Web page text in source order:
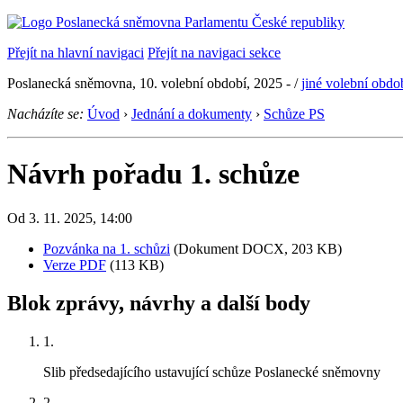
Přejít na hlavní navigaci Přejít na navigaci sekce
Poslanecká sněmovna, 10. volební období, 2025 - /jiné volební
Nacházíte se: Úvod › Jednání a dokumenty › Schůze PS
Návrh pořadu 1. schůze
Od 3. 11. 2025, 14:00
Pozvánka na 1. schůzi (Dokument DOCX, 203 KB)
Verze PDF (113 KB)
Blok zprávy, návrhy a další body
1.
Slib předsedajícího ustavující schůze Poslanecké sněmovny